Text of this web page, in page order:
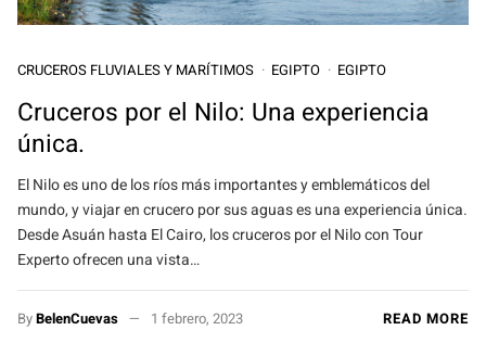
CRUCEROS FLUVIALES Y MARÍTIMOS EGIPTO EGIPTO
Cruceros por el Nilo: Una experiencia
única.
El Nilo es uno de los ríos más importantes y emblemáticos del
mundo, y viajar en crucero por sus aguas es una experiencia única.
Desde Asuán hasta El Cairo, los cruceros por el Nilo con Tour
Experto ofrecen una vista…
ByBelenCuevas 1 febrero, 2023 READ MORE